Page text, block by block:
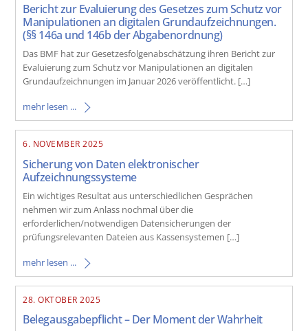
Bericht zur Evaluierung des Gesetzes zum Schutz vor
Manipulationen an digitalen Grundaufzeichnungen.
(§§ 146a und 146b der Abgabenordnung)
Das BMF hat zur Gesetzesfolgenabschätzung ihren Bericht zur
Evaluierung zum Schutz vor Manipulationen an digitalen
Grundaufzeichnungen im Januar 2026 veröffentlicht. […]
mehr lesen ...
6. NOVEMBER 2025
Sicherung von Daten elektronischer
Aufzeichnungssysteme
Ein wichtiges Resultat aus unterschiedlichen Gesprächen
nehmen wir zum Anlass nochmal über die
erforderlichen/notwendigen Datensicherungen der
prüfungsrelevanten Dateien aus Kassensystemen […]
mehr lesen ...
28. OKTOBER 2025
Belegausgabepflicht – Der Moment der Wahrheit